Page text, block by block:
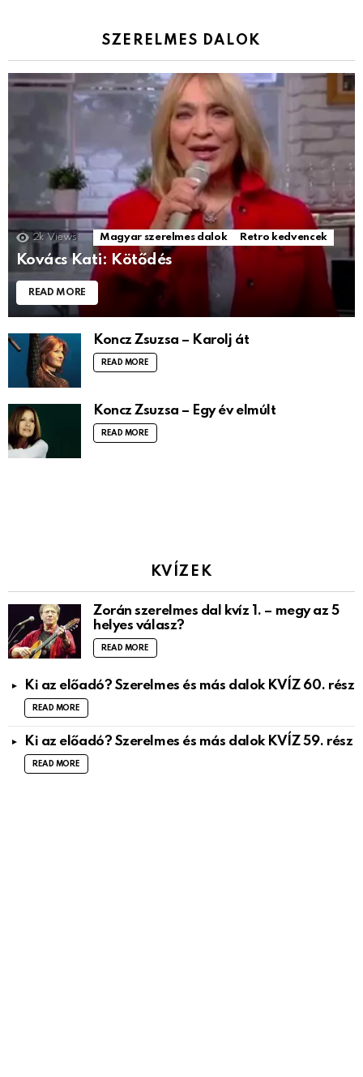
SZERELMES DALOK
2k Views Magyar szerelmes dalok Retro kedvencek
Kovács Kati: Kötődés
READ MORE
Koncz Zsuzsa – Karolj át
READ MORE
Koncz Zsuzsa – Egy év elmúlt
READ MORE
KVÍZEK
Zorán szerelmes dal kvíz 1. – megy az 5
helyes válasz?
READ MORE
Ki az előadó? Szerelmes és más dalok KVÍZ 60. rész
READ MORE
Ki az előadó? Szerelmes és más dalok KVÍZ 59. rész
READ MORE